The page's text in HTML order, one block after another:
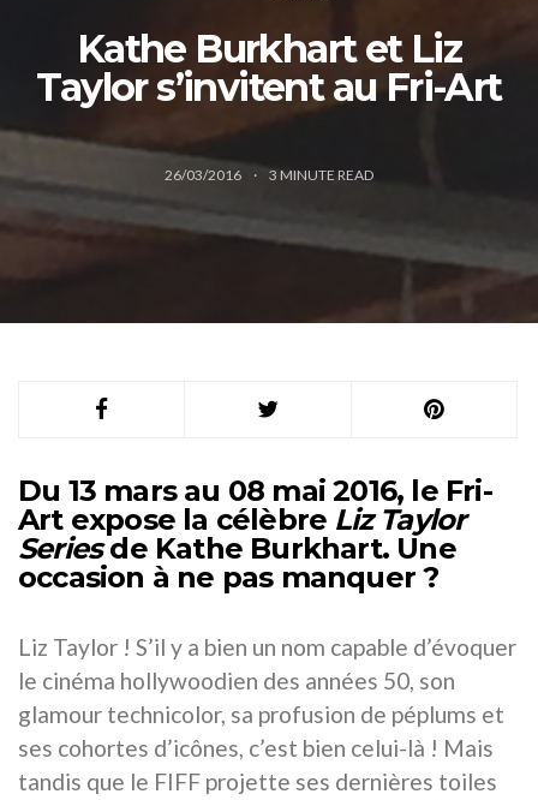
Kathe Burkhart et Liz
Taylor s’invitent au Fri-Art
26/03/2016 3 MINUTE READ
Du 13 mars au 08 mai 2016, le Fri-
Art expose la célèbre Liz Taylor
Seriesde Kathe Burkhart. Une
occasion à ne pas manquer ?
Liz Taylor ! S’il y a bien un nom capable d’évoquer
le cinéma hollywoodien des années 50, son
glamour technicolor, sa profusion de péplums et
ses cohortes d’icônes, c’est bien celui-là ! Mais
tandis que le FIFF projette ses dernières toiles